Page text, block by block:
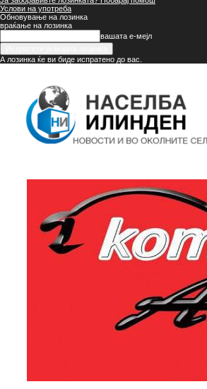
Услови на употреба
Обновување на лозинка
враќање на лозинка
вашата е-мејл
А лозинка ќе ви биде испратено до вас.
Населба
Илинден